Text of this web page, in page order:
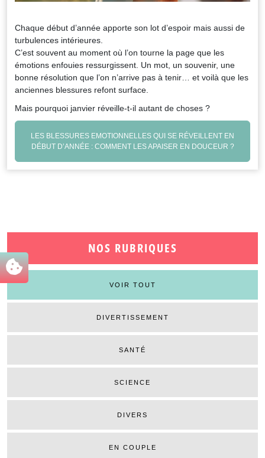
NOS RUBRIQUES
VOIR TOUT
DIVERTISSEMENT
SANTÉ
SCIENCE
DIVERS
EN COUPLE
Chaque début d’année apporte son lot d’espoir mais aussi de
turbulences intérieures.
C’est souvent au moment où l’on tourne la page que les
émotions enfouies ressurgissent. Un mot, un souvenir, une
bonne résolution que l’on n’arrive pas à tenir… et voilà que les
anciennes blessures refont surface.
Mais pourquoi janvier réveille-t-il autant de choses ?
LES BLESSURES EMOTIONNELLES QUI SE RÉVEILLENT EN
DÉBUT D’ANNÉE : COMMENT LES APAISER EN DOUCEUR ?